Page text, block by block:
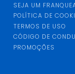
SEJA UM
POLÍTICA DE
TERMOS DE USO
CÓDIGO DE
PROMOÇÕES